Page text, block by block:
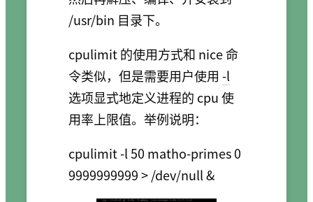
/usr/bin 目录下。
cpulimit 的使用方式和 nice 命
令类似，但是需要用户使用 -l
选项显式地定义进程的 cpu 使
用率上限值。举例说明：
cpulimit -l 50 matho-primes 0